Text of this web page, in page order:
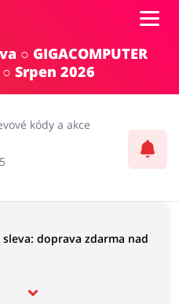
se
○ GIGACOMPUTER
Srpen 2026
kódy a akce
sleva: doprava zdarma nad